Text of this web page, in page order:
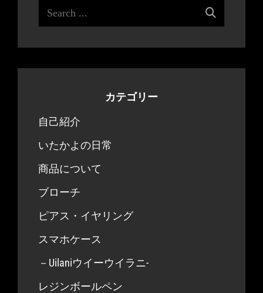
Search
for:
カテゴリー
自己紹介
いたかよの日常
商品について
ブローチ
ピアス・イヤリング
スマホケース
－Uilaniウイーウイラニ-
レジンボールペン